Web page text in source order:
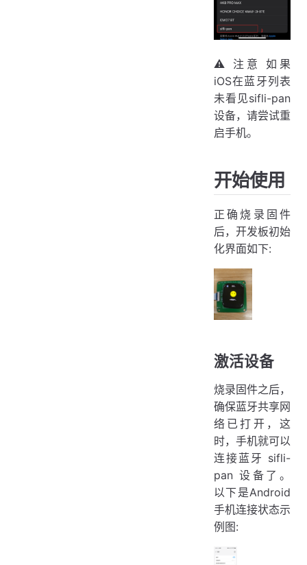
⚠ 注意 如果
iOS在蓝牙列表
未看见sifli-pan
设备，请尝试重
启手机。
开始使用
正确烧录固件
后，开发板初始
化界面如下:
激活设备
烧录固件之后，
确保蓝牙共享网
络已打开，这
时，手机就可以
连接蓝牙 sifli-
pan 设备了。
以下是Android
手机连接状态示
例图: